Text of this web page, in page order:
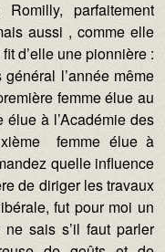
parfaitement
aussi , comme elle
d’elle une pionnière :
l’année même
femme élue au
à l’Académie des
femme élue à
quelle influence
de diriger les travaux
fut pour moi un
sais s’il faut parler